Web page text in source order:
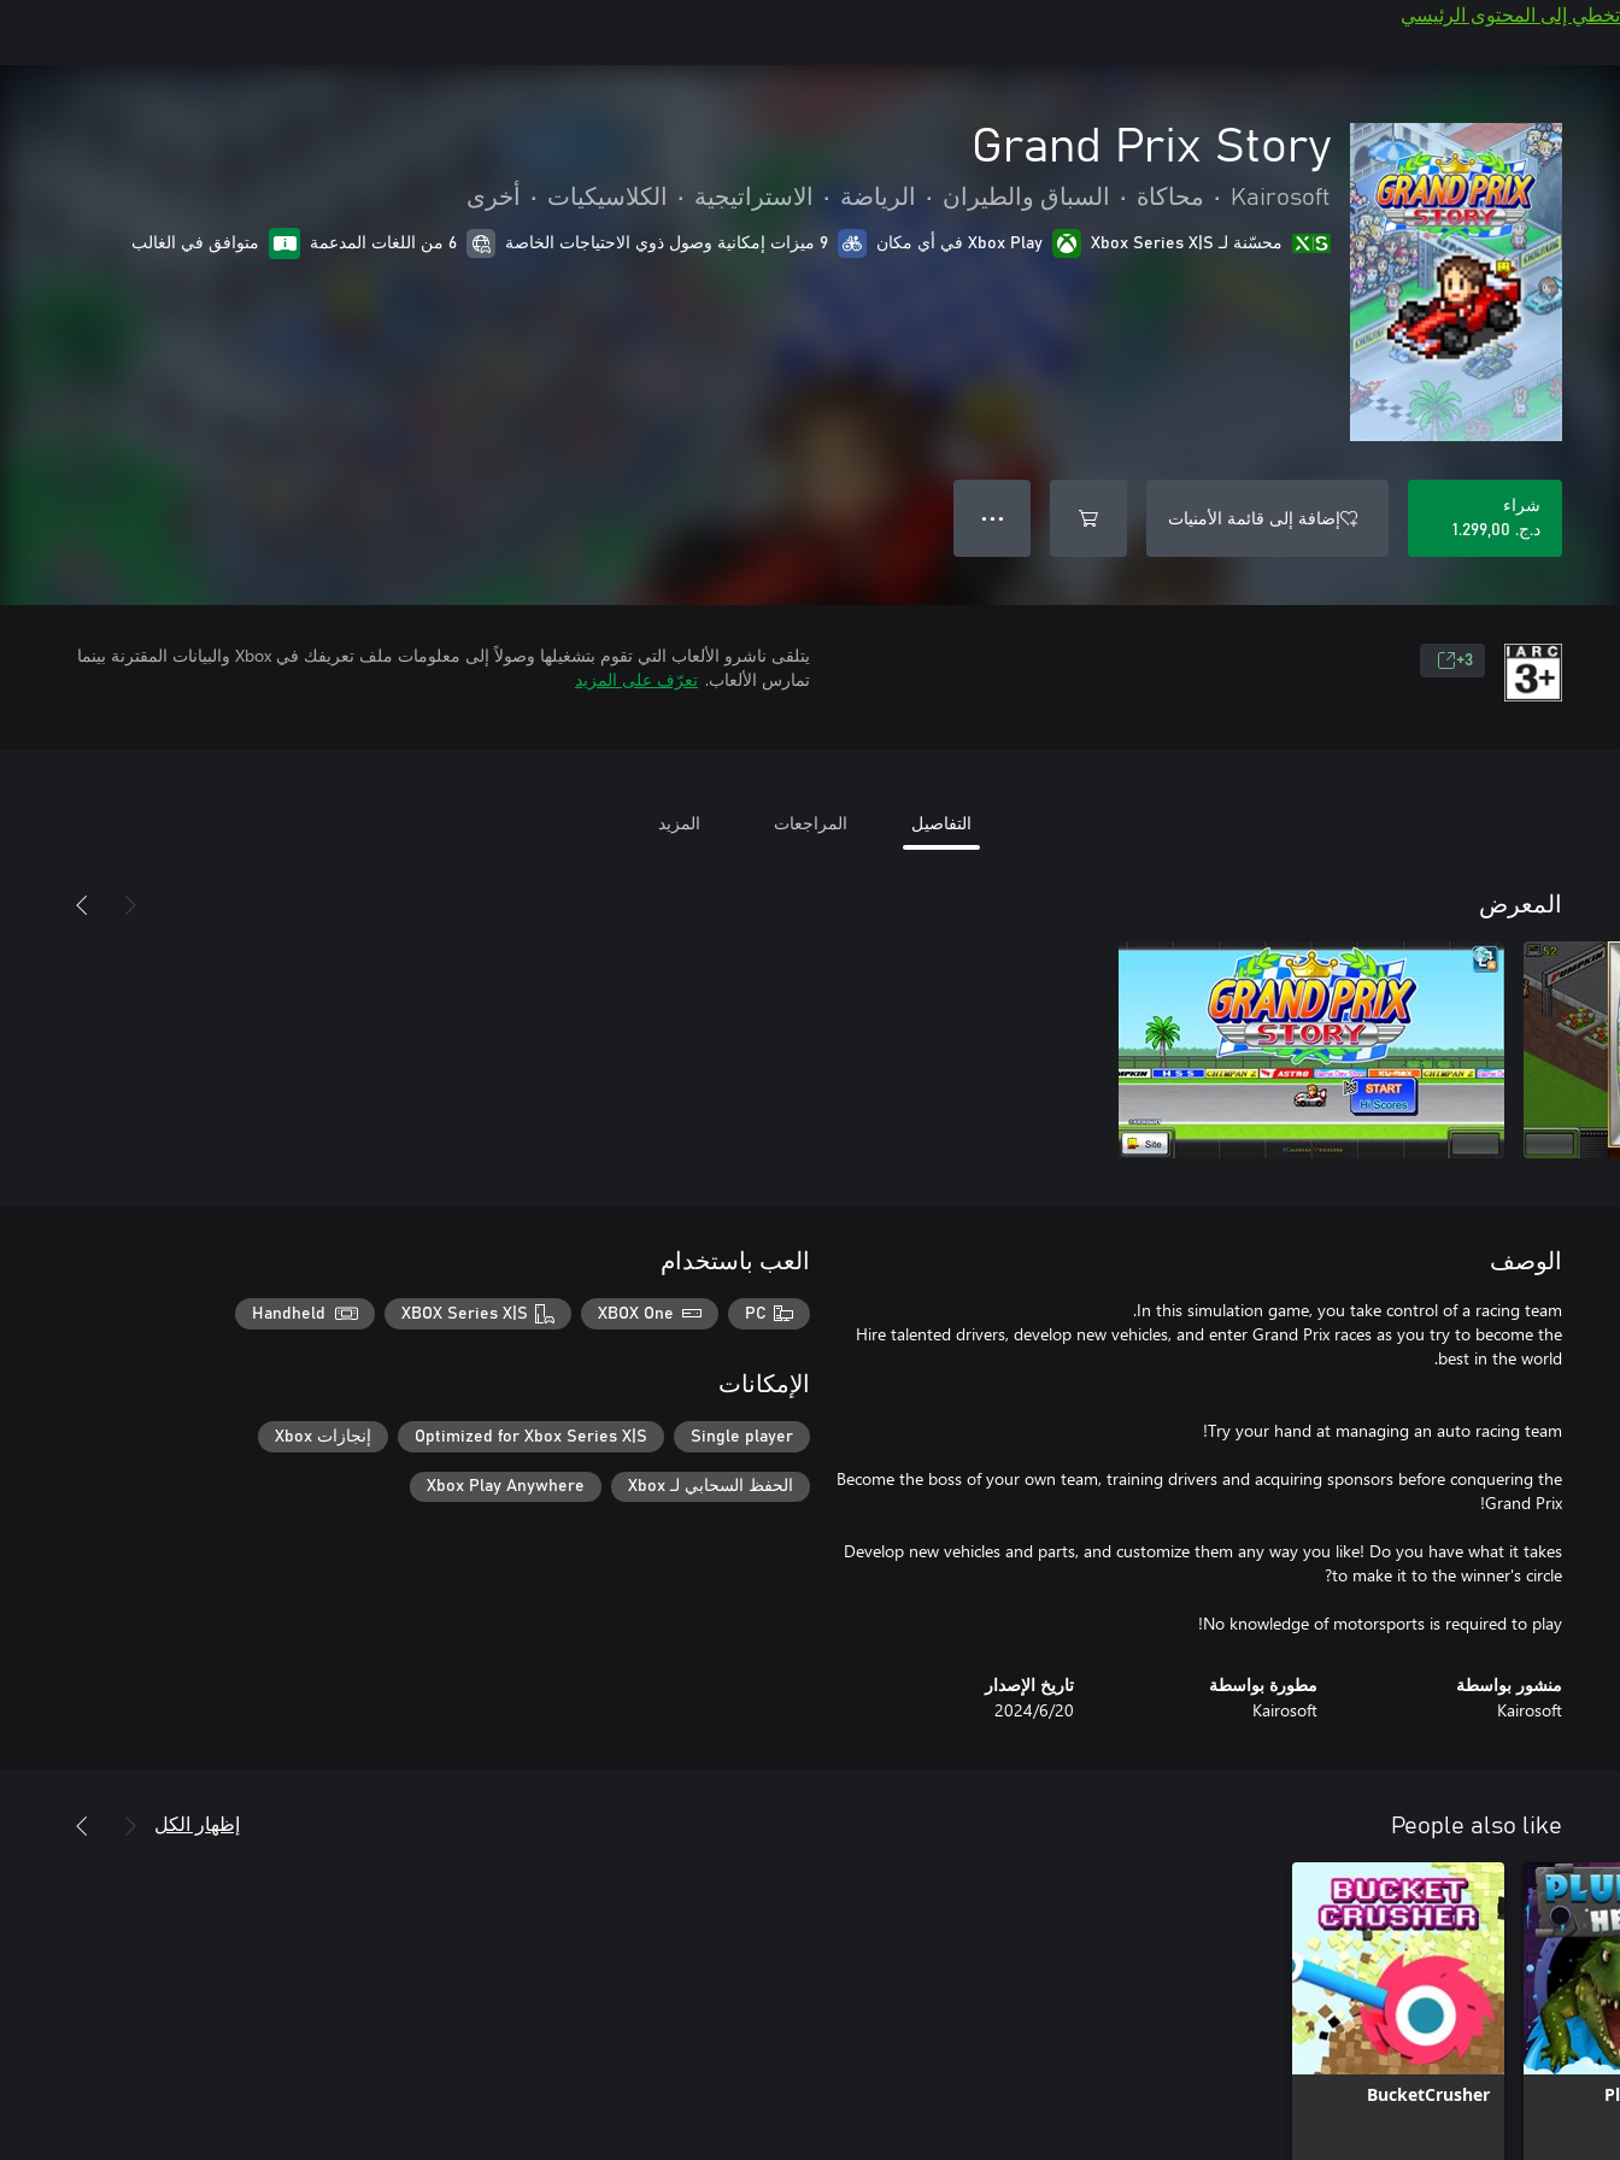
تخطي إلى المحتوى الرئيسي
Grand Prix Story
Kairosoft
• محاكاة • السباق والطيران • الرياضة • الاستراتيجية • الكلاسيكيات • أخرى
محسّنة لـ Xbox Series X|S Xbox Play في أي مكان 9 ميزات إمكانية وصول ذوي الاحتياجات الخاصة 6 من اللغات المدعمة متوافق في الغالب
شراء
د.ج.‏ 1.299,00
إضافة إلى قائمة الأمنيات ● ● ●
3+
يتلقى ناشرو الألعاب التي تقوم بتشغيلها وصولاً إلى معلومات ملف تعريفك في Xbox والبيانات المقترنة بينما
تمارس الألعاب. تعرّف على المزيد
التفاصيل المراجعات المزيد
المعرض
الوصف
Hire talented drivers, develop new vehicles, and enter Grand Prix races as you try to become the
Become the boss of your own team, training drivers and acquiring sponsors before conquering the
Develop new vehicles and parts, and customize them any way you like! Do you have what it takes
No knowledge of motorsports is required to play!
منشور بواسطة
Kairosoft
مطورة بواسطة
Kairosoft
تاريخ الإصدار
20‏/6‏/2024
العب باستخدام
PC
XBOX One
XBOX Series X|S
Handheld
الإمكانات
Single player
Optimized for Xbox Series X|S إنجازات Xbox
الحفظ السحابي لـ Xbox Xbox Play Anywhere
People also like إظهار الكل
BucketCrusher